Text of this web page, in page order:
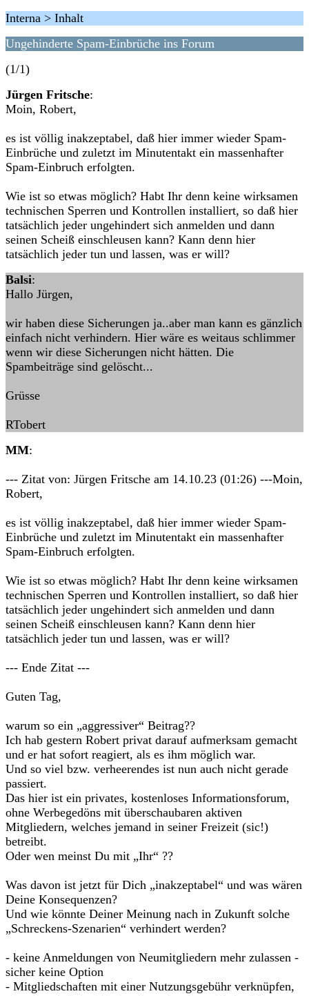
Interna > Inhalt
Ungehinderte Spam-Einbrüche ins Forum
(1/1)
Jürgen Fritsche:
Moin, Robert,
es ist völlig inakzeptabel, daß hier immer wieder Spam-
Einbrüche und zuletzt im Minutentakt ein massenhafter
Spam-Einbruch erfolgten.
Wie ist so etwas möglich? Habt Ihr denn keine wirksamen
technischen Sperren und Kontrollen installiert, so daß hier
tatsächlich jeder ungehindert sich anmelden und dann
seinen Scheiß einschleusen kann? Kann denn hier
tatsächlich jeder tun und lassen, was er will?
Balsi:
Hallo Jürgen,
wir haben diese Sicherungen ja..aber man kann es gänzlich
einfach nicht verhindern. Hier wäre es weitaus schlimmer
wenn wir diese Sicherungen nicht hätten. Die
Spambeiträge sind gelöscht...
Grüsse
RTobert
MM:
--- Zitat von: Jürgen Fritsche am 14.10.23 (01:26) ---Moin,
Robert,
es ist völlig inakzeptabel, daß hier immer wieder Spam-
Einbrüche und zuletzt im Minutentakt ein massenhafter
Spam-Einbruch erfolgten.
Wie ist so etwas möglich? Habt Ihr denn keine wirksamen
technischen Sperren und Kontrollen installiert, so daß hier
tatsächlich jeder ungehindert sich anmelden und dann
seinen Scheiß einschleusen kann? Kann denn hier
tatsächlich jeder tun und lassen, was er will?
--- Ende Zitat ---
Guten Tag,
warum so ein „aggressiver“ Beitrag??
Ich hab gestern Robert privat darauf aufmerksam gemacht
und er hat sofort reagiert, als es ihm möglich war.
Und so viel bzw. verheerendes ist nun auch nicht gerade
passiert.
Das hier ist ein privates, kostenloses Informationsforum,
ohne Werbegedöns mit überschaubaren aktiven
Mitgliedern, welches jemand in seiner Freizeit (sic!)
betreibt.
Oder wen meinst Du mit „Ihr“ ??
Was davon ist jetzt für Dich „inakzeptabel“ und was wären
Deine Konsequenzen?
Und wie könnte Deiner Meinung nach in Zukunft solche
„Schreckens-Szenarien“ verhindert werden?
- keine Anmeldungen von Neumitgliedern mehr zulassen -
sicher keine Option
- Mitgliedschaften mit einer Nutzungsgebühr verknüpfen,